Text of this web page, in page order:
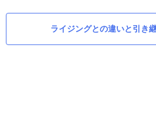
ライジングとの違いと引き